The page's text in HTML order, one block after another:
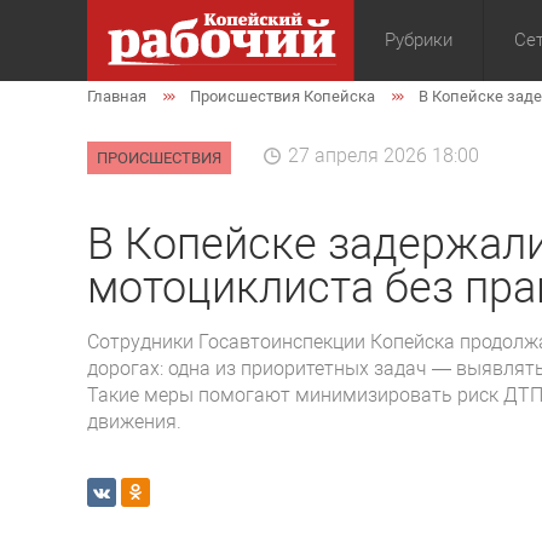
Рубрики
Общество
Главная Происшествия Копейска В Копейске
ПРОИСШЕСТВИЯ 27 апреля 2026 18:00
В Копейске
мотоциклиста без
Сотрудники Госавтоинспекции Копейска
дорогах: одна из приоритетных задач —
Такие меры помогают минимизировать риск
движения.